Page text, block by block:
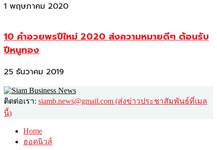
1 พฤษภาคม 2020
10 คำอวยพรปีใหม่ 2020 ส่งความหมายดีๆ ต้อนรับ
ปีหนูทอง
25 ธันวาคม 2019
ติดต่อเรา: siamb.news@gmail.com (ส่งข่าวประชาสัมพันธ์ที่เมล
นี้)
Home
ฮอตนิวส์